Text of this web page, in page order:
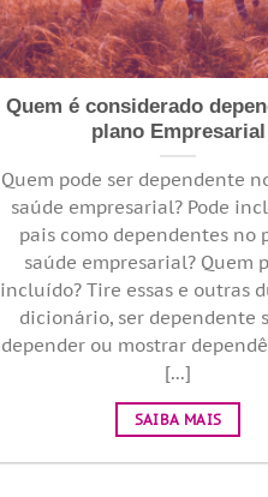
Quem é considerado
plano Empresarial
Quem pode ser dependente
saúde empresarial? Pode
pais como dependentes no
saúde empresarial? Quem
incluído? Tire essas e outras
dicionário, ser dependente
depender ou mostrar
[...]
SAIBA MAIS